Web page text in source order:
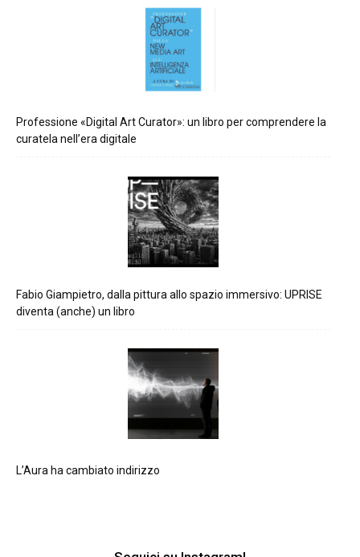
Professione «Digital Art Curator»: un libro per comprendere la
curatela nell’era digitale
Fabio Giampietro, dalla pittura allo spazio immersivo: UPRISE
diventa (anche) un libro
L’Aura ha cambiato indirizzo